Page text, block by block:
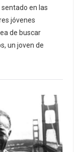
en las
jóvenes
de buscar
un joven de